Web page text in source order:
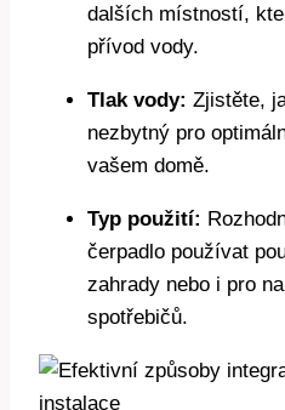
dalších místností,
přívod vody.
Tlak vody: Zjistěte,
nezbytný pro
vašem domě.
Typ použití:
čerpadlo používat
zahrady nebo i pro
spotřebičů.